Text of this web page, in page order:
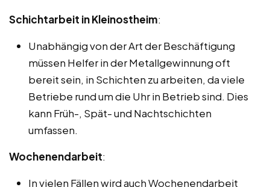
Schichtarbeit in Kleinostheim:
Unabhängig von der Art der Beschäftigung
müssen Helfer in der Metallgewinnung oft
bereit sein, in Schichten zu arbeiten, da viele
Betriebe rund um die Uhr in Betrieb sind. Dies
kann Früh-, Spät- und Nachtschichten
umfassen.
Wochenendarbeit:
In vielen Fällen wird auch Wochenendarbeit